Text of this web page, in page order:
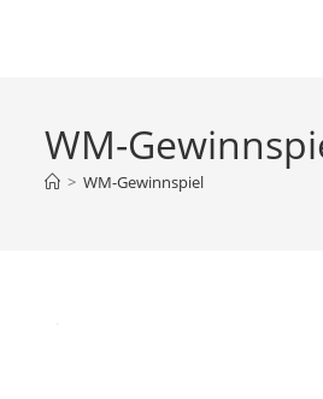
WM-
> WM-Gewinnspiel